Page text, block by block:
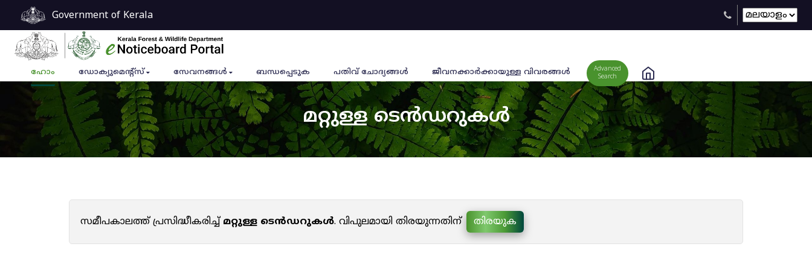
Government of Kerala
ഹോം ഡോക്യുമെൻ്റ്സ് സേവനങ്ങൾ ബന്ധപ്പെടുക പതിവ് ചോദ്യങ്ങൾ ജീവനക്കാര്‍ക്കായുള്ള വിവരങ്ങള്‍
Advanced
Search
മറ്റുള്ള ടെൻഡറുകൾ
സമീപകാലത്ത് പ്രസിദ്ധീകരിച്ച്മറ്റുള്ള ടെൻഡറുകൾ. വിപുലമായി തിരയുന്നതിന് തിരയുക